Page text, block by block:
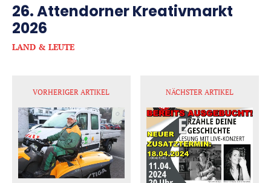
26. Attendorner Kreativmarkt
2026
LAND & LEUTE
VORHERIGER ARTIKEL NÄCHSTER ARTIKEL